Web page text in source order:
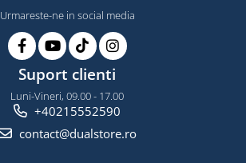
Urmareste-ne in social media
Suport clienti
Luni-Vineri, 09.00 - 17.00
+40215552590
contact@dualstore.ro